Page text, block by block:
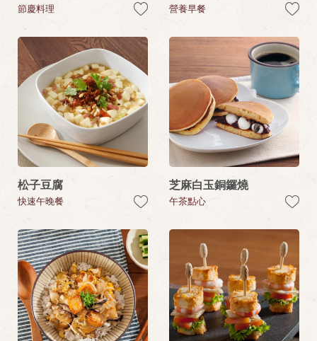
節慶料理 營養早餐
松子豆腐
快速午晚餐
芝麻白玉銅鑼燒
午茶點心